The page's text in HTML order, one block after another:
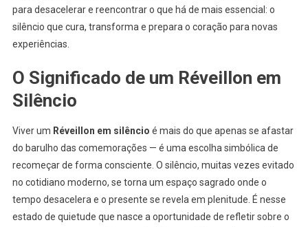
para desacelerar e reencontrar o que há de mais essencial: o
silêncio que cura, transforma e prepara o coração para novas
experiências.
O Significado de um Réveillon em
Silêncio
Viver um Réveillon em silêncio é mais do que apenas se afastar
do barulho das comemorações — é uma escolha simbólica de
recomeçar de forma consciente. O silêncio, muitas vezes evitado
no cotidiano moderno, se torna um espaço sagrado onde o
tempo desacelera e o presente se revela em plenitude. É nesse
estado de quietude que nasce a oportunidade de refletir sobre o